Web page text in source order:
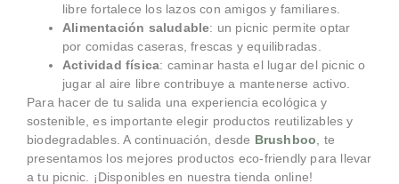
libre fortalece los lazos con amigos y familiares.
Alimentación saludable: un picnic permite optar
por comidas caseras, frescas y equilibradas.
Actividad física: caminar hasta el lugar del picnic o
jugar al aire libre contribuye a mantenerse activo.
Para hacer de tu salida una experiencia ecológica y
sostenible, es importante elegir productos reutilizables y
biodegradables. A continuación, desde Brushboo , te
presentamos los mejores productos eco-friendly para llevar
a tu picnic. ¡Disponibles en nuestra tienda online!